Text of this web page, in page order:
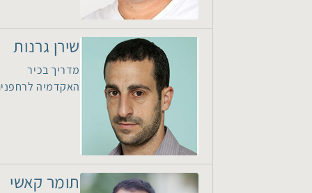
שירן גרנות
מדריך בכיר
האקדמיה
תומר קאשי